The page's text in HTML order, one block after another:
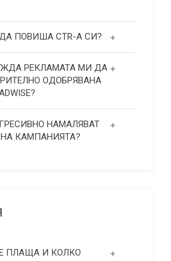
ПОВИША СТR-А СИ?
РЕКЛАМАТА МИ ДА
ОДОБРЯВАНА
НАМАЛЯВАТ
КАМПАНИЯТА?
ПЛАЩА И КОЛКО